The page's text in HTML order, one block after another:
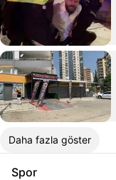
Daha fazla göster
Spor